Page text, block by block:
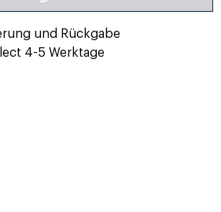
und Rückgabe
4-5 Werktage